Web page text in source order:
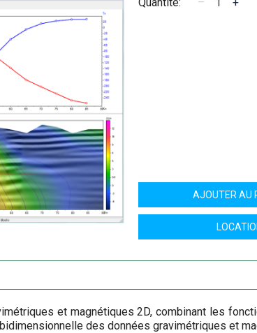
AJOUTER AU
et magnétiques 2D, combinant les
des données gravimétriques et